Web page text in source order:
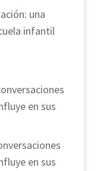
una
infantil
en sus
en sus